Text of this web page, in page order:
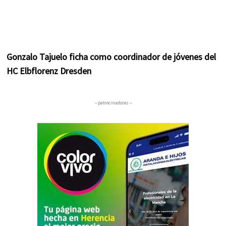
Gonzalo Tajuelo ficha como coordinador de jóvenes del
HC Elbflorenz Dresden
– patrocinadores –